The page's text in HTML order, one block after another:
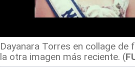
Dayanara Torres en collage
la otra imagen más reciente. (